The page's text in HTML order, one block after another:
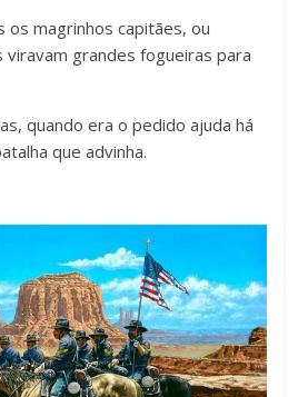
os magrinhos capitães, ou
viravam grandes fogueiras para
quando era o pedido ajuda há
que advinha.